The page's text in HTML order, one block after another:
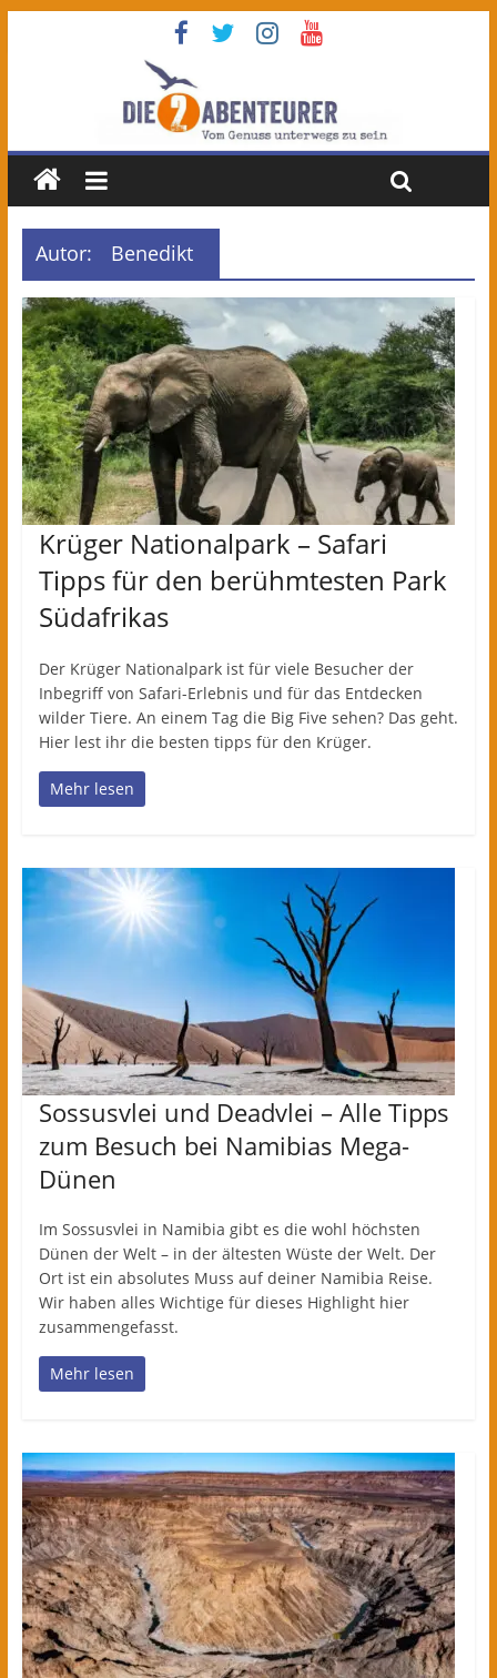
Autor: Benedikt
Krüger Nationalpark – Safari
Tipps für den berühmtesten Park
Südafrikas
Der Krüger Nationalpark ist für viele Besucher der
Inbegriff von Safari-Erlebnis und für das Entdecken
wilder Tiere. An einem Tag die Big Five sehen? Das geht.
Hier lest ihr die besten tipps für den Krüger.
Mehr lesen
Sossusvlei und Deadvlei – Alle Tipps
zum Besuch bei Namibias Mega-
Dünen
Im Sossusvlei in Namibia gibt es die wohl höchsten
Dünen der Welt – in der ältesten Wüste der Welt. Der
Ort ist ein absolutes Muss auf deiner Namibia Reise.
Wir haben alles Wichtige für dieses Highlight hier
zusammengefasst.
Mehr lesen